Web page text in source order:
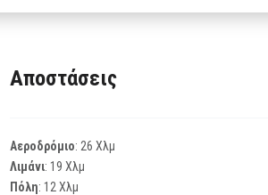
Αποστάσεις
Αεροδρόμιο: 26 Χλμ
Λιμάνι: 19 Χλμ
Πόλη: 12 Χλμ